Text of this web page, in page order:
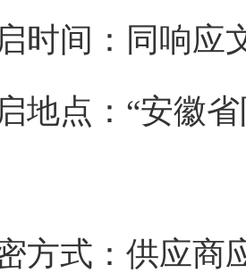
时间：同响应
地点：“安徽
方式：供应商